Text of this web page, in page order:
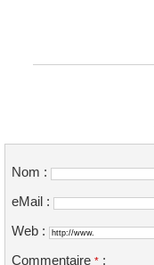
Nom :
eMail :
Web :
Commentaire * :